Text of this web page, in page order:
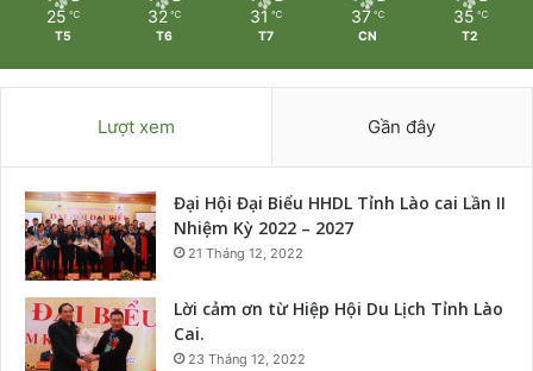
25 ℃
T5
32 ℃
T6
31 ℃
T7
37 ℃
CN
35 ℃
T2
Lượt xem Gần đây
Đại Hội Đại Biểu HHDL Tỉnh Lào cai Lần II
Nhiệm Kỳ 2022 – 2027
21 Tháng 12, 2022
Lời cảm ơn từ Hiệp Hội Du Lịch Tỉnh Lào
Cai.
23 Tháng 12, 2022